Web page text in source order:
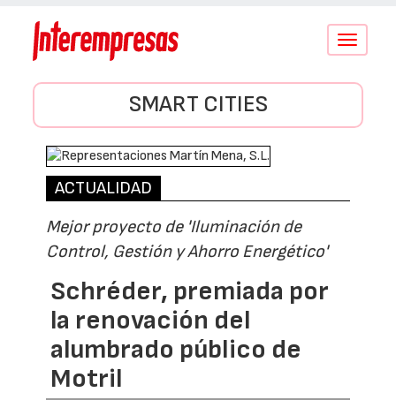
Conmutar
SMART CITIES
ACTUALIDAD
Mejor proyecto de 'Iluminación de
Control, Gestión y Ahorro Energético'
Schréder, premiada por
la renovación del
alumbrado público de
Motril